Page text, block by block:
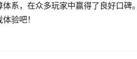
系，在众多玩家中赢得了良好口碑
验吧！